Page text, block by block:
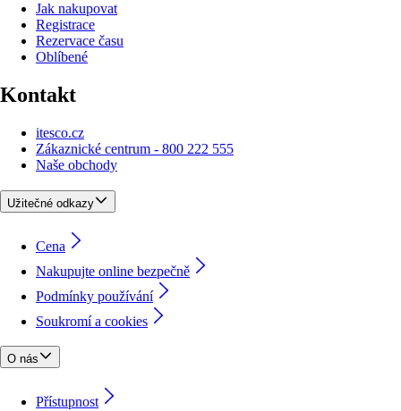
Jak nakupovat
Registrace
Rezervace času
Oblíbené
Kontakt
itesco.cz
Zákaznické centrum - 800 222 555
Naše obchody
Užitečné odkazy
Cena
Nakupujte online bezpečně
Podmínky používání
Soukromí a cookies
O nás
Přístupnost